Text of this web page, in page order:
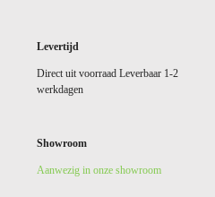
Levertijd
Direct uit voorraad Leverbaar 1-2
werkdagen
Showroom
Aanwezig in onze showroom